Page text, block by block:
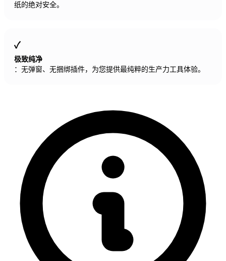
纸的绝对安全。
极致纯净
：无弹窗、无捆绑插件，为您提供最纯粹的生产力工具体验。